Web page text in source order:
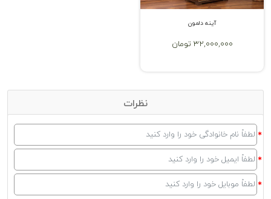
آینه دلمون
32,000,000 تومان
نظرات